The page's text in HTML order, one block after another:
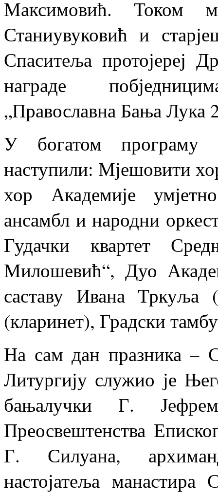
Максимовић. Током
Станиувуковић и
Спаситеља протојереј
награде
„Православна Бања Лука
У богатом програму
наступили: Мјешовити
хор Академије
ансамбл и народни
Гудачки квартет
Милошевић“, Дуо
саставу Ивана Тркуља
(кларинет), Градски
На сам дан празника –
Литургију служио је
бањалучки Г.
Преосвештенства
Г. Силуана,
настојатеља